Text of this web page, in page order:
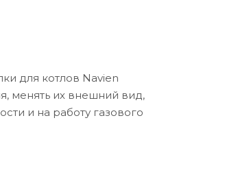
для котлов Navien
менять их внешний вид,
и на работу газового